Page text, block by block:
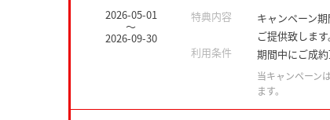
2026-05-01
～
2026-09-30
特典内容
キャンペーン
ご提供致します
利用条件
期間中にご成
当キャンペーン
ます。